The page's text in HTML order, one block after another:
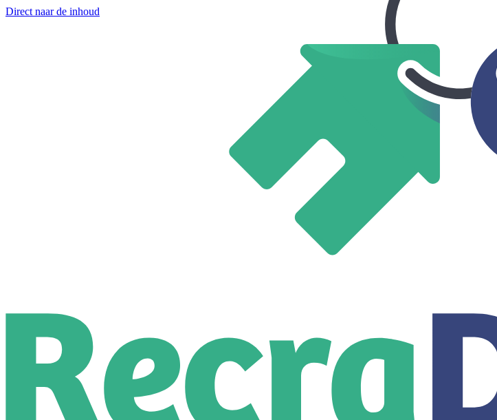
Direct naar de inhoud